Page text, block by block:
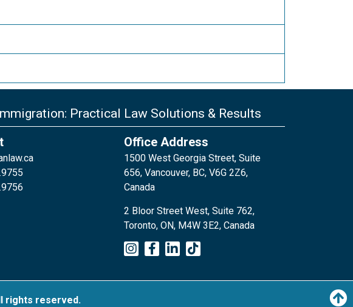
Practical Law Solutions & Results
Office Address
1500 West Georgia Street, Suite
656, Vancouver, BC, V6G 2Z6,
Canada
2 Bloor Street West, Suite 762,
Toronto, ON, M4W 3E2, Canada
rights reserved.